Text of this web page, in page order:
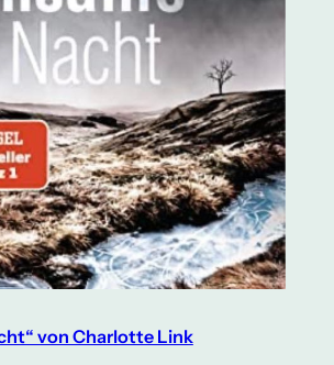
von Charlotte Link